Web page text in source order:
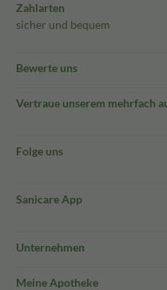
Zahlarten
sicher und bequem
Bewerte uns
Vertraue unserem mehrfach
Folge uns
Sanicare App
Unternehmen
Meine Apotheke